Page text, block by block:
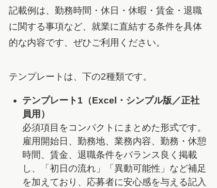
記載例は、勤務時間・休日・休暇・賃金・退職
に関する事項など、就業に直結する条件を具体
的な内容です、ぜひご利用ください。
テンプレートは、下の2種類です。
テンプレート1（Excel・シンプル版／正社
員用）
必須項目をコンパクトにまとめた形式です。
雇用開始日、勤務地、業務内容、勤務・休憩
時間、賃金、退職条件をバランス良く掲載
し、「初日の流れ」「異動可能性」など補足
を加えており、応募者に安心感を与える記入